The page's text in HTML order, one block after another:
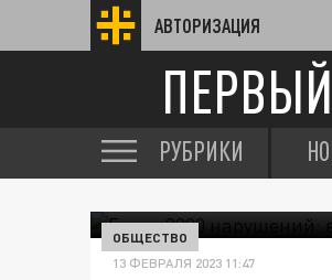
АВТОРИЗАЦИЯ
РУБРИКИ
ОБЩЕСТВО
13 ФЕВРАЛЯ 2023 11:47